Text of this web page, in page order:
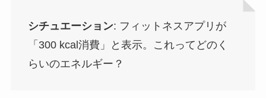
シチュエーション: フィットネスアプリが
「300 kcal消費」と表示。これってどのく
らいのエネルギー？